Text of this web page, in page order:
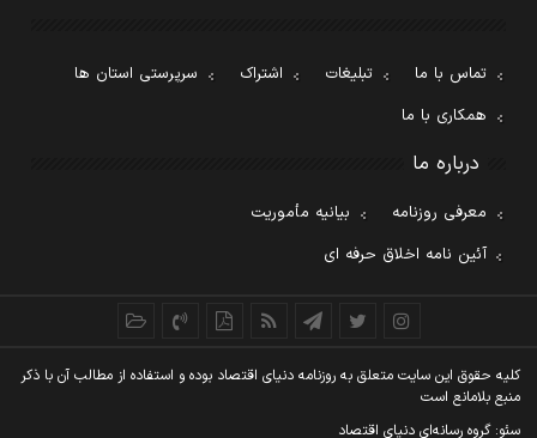
تماس با ما تبلیغات اشتراک
سرپرستی استان ها
همکاری با ما
درباره ما
معرفی روزنامه
بیانیه مأموریت
آئین نامه اخلاق حرفه ای
کليه حقوق اين سايت متعلق به روزنامه دنيای اقتصاد بوده و استفاده از مطالب آن با ذکر
منبع بلامانع است
سئو: گروه رسانه‌ای دنیای اقتصاد